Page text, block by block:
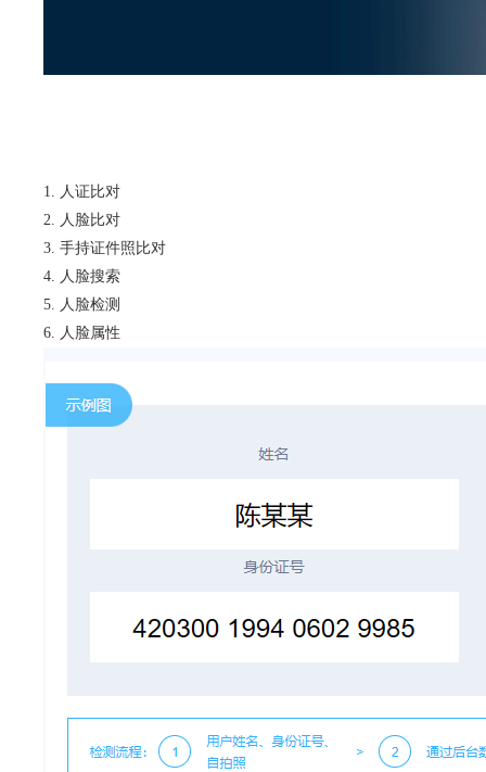
人证比对
人脸比对
手持证件照比对
人脸搜索
人脸检测
人脸属性